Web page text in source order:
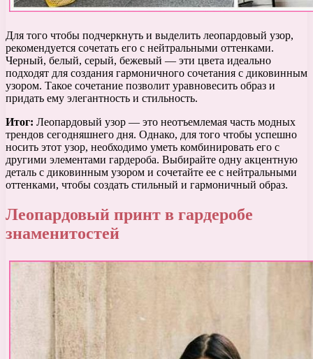
Для того чтобы подчеркнуть и выделить леопардовый узор,
рекомендуется сочетать его с нейтральными оттенками.
Черный, белый, серый, бежевый — эти цвета идеально
подходят для создания гармоничного сочетания с диковинным
узором. Такое сочетание позволит уравновесить образ и
придать ему элегантность и стильность.
Итог: Леопардовый узор — это неотъемлемая часть модных
трендов сегодняшнего дня. Однако, для того чтобы успешно
носить этот узор, необходимо уметь комбинировать его с
другими элементами гардероба. Выбирайте одну акцентную
деталь с диковинным узором и сочетайте ее с нейтральными
оттенками, чтобы создать стильный и гармоничный образ.
Леопардовый принт в гардеробе
знаменитостей